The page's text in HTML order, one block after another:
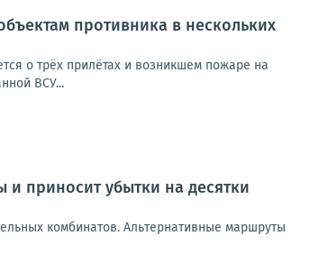
противника в нескольких
о трёх прилётах и возникшем пожаре на
ВСУ...
и приносит убытки на десятки
комбинатов. Альтернативные маршруты